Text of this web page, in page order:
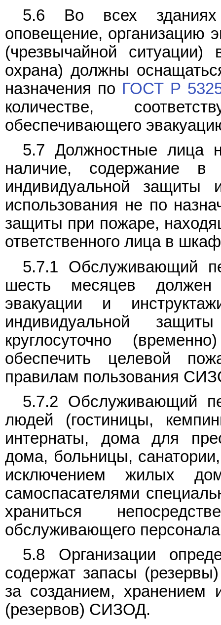
5.6 Во всех зданиях
оповещение, организацию
(чрезвычайной ситуации)
охрана) должны
назначения по ГОСТ Р
количестве,
обеспечивающего
5.7 Должностные лица
наличие, содержание в
индивидуальной
использования не по
защиты при пожаре,
ответственного лица в
5.7.1 Обслуживающий
шесть месяцев должен
эвакуации и
индивидуальной
круглосуточно
обеспечить целевой
правилам пользования
5.7.2 Обслуживающий
людей (гостиницы,
интернаты, дома для
дома, больницы,
исключением жилых
самоспасателями
храниться
обслуживающего
5.8 Организации
содержат запасы
за созданием, хранением
(резервов) СИЗОД.